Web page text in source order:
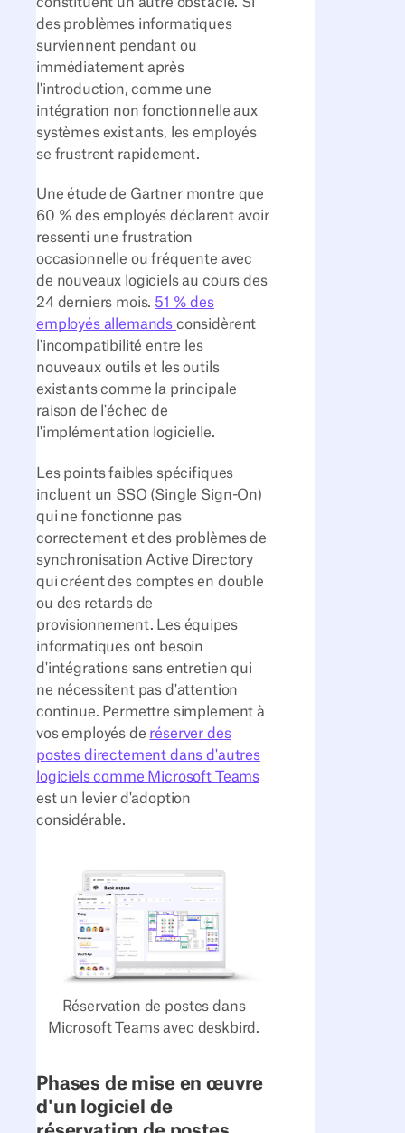
des problèmes informatiques
surviennent pendant ou
immédiatement après
l'introduction, comme une
intégration non fonctionnelle aux
systèmes existants, les employés
se frustrent rapidement.
Une étude de Gartner montre que
60 % des employés déclarent avoir
ressenti une frustration
occasionnelle ou fréquente avec
de nouveaux logiciels au cours des
24 derniers mois. 51 % des
employés allemands considèrent
l'incompatibilité entre les
nouveaux outils et les outils
existants comme la principale
raison de l'échec de
l'implémentation logicielle.
Les points faibles spécifiques
incluent un SSO (Single Sign-On)
qui ne fonctionne pas
correctement et des problèmes de
synchronisation Active Directory
qui créent des comptes en double
ou des retards de
provisionnement. Les équipes
informatiques ont besoin
d'intégrations sans entretien qui
ne nécessitent pas d'attention
continue. Permettre simplement à
vos employés de réserver des
postes directement dans d'autres
logiciels comme Microsoft Teams
est un levier d'adoption
considérable.
Réservation de postes dans
Microsoft Teams avec deskbird.
Phases de mise en œuvre
d'un logiciel de